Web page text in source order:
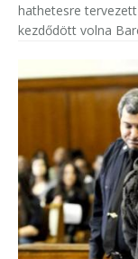
hathetesre
kezdődött volna